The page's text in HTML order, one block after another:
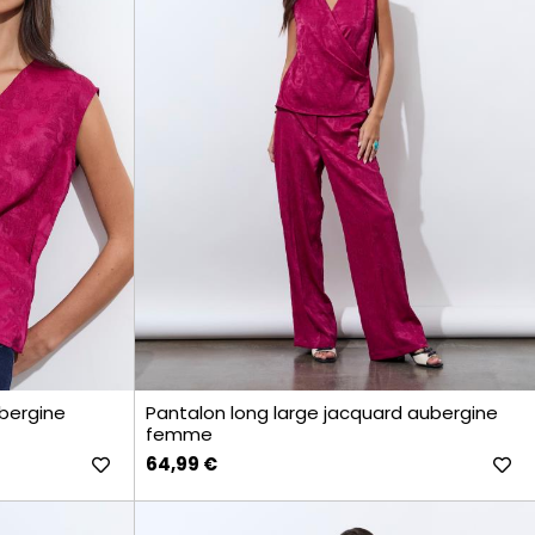
Pantalon long large jacquard aubergine
femme
64,99 €